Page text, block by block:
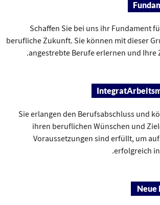
Schaffen Sie bei uns ihr Fundament
berufliche Zukunft. Sie können mit dieser
angestrebte Berufe erlernen und Ihre
Sie erlangen den Berufsabschluss und
ihren beruflichen Wünschen und
Voraussetzungen sind erfüllt, um
erfolgreich
Neue